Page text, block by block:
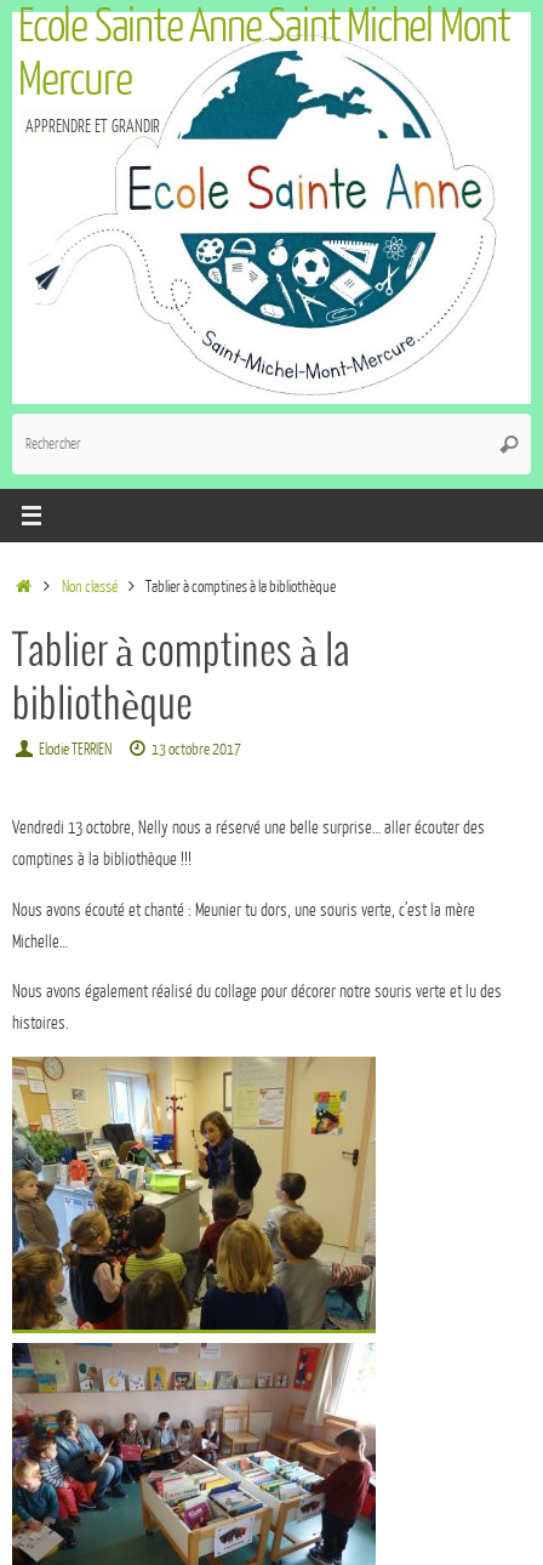
Ecole Sainte Anne Saint Michel Mont
Mercure
APPRENDRE ET GRANDIR
Non classé Tablier à comptines à la bibliothèque
Tablier à comptines à la
bibliothèque
Elodie TERRIEN 13 octobre 2017
Vendredi 13 octobre, Nelly nous a réservé une belle surprise… aller écouter des
comptines à la bibliothèque !!!
Nous avons écouté et chanté : Meunier tu dors, une souris verte, c’est la mère
Michelle…
Nous avons également réalisé du collage pour décorer notre souris verte et lu des
histoires.